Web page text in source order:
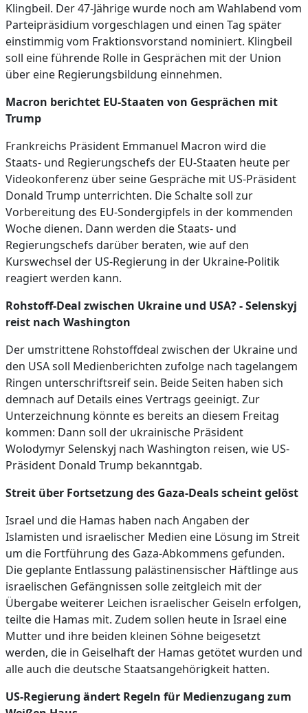
Klingbeil. Der 47-Jährige wurde noch am Wahlabend vom
Parteipräsidium vorgeschlagen und einen Tag später
einstimmig vom Fraktionsvorstand nominiert. Klingbeil
soll eine führende Rolle in Gesprächen mit der Union
über eine Regierungsbildung einnehmen.
Macron berichtet EU-Staaten von Gesprächen mit
Trump
Frankreichs Präsident Emmanuel Macron wird die
Staats- und Regierungschefs der EU-Staaten heute per
Videokonferenz über seine Gespräche mit US-Präsident
Donald Trump unterrichten. Die Schalte soll zur
Vorbereitung des EU-Sondergipfels in der kommenden
Woche dienen. Dann werden die Staats- und
Regierungschefs darüber beraten, wie auf den
Kurswechsel der US-Regierung in der Ukraine-Politik
reagiert werden kann.
Rohstoff-Deal zwischen Ukraine und USA? - Selenskyj
reist nach Washington
Der umstrittene Rohstoffdeal zwischen der Ukraine und
den USA soll Medienberichten zufolge nach tagelangem
Ringen unterschriftsreif sein. Beide Seiten haben sich
demnach auf Details eines Vertrags geeinigt. Zur
Unterzeichnung könnte es bereits an diesem Freitag
kommen: Dann soll der ukrainische Präsident
Wolodymyr Selenskyj nach Washington reisen, wie US-
Präsident Donald Trump bekanntgab.
Streit über Fortsetzung des Gaza-Deals scheint gelöst
Israel und die Hamas haben nach Angaben der
Islamisten und israelischer Medien eine Lösung im Streit
um die Fortführung des Gaza-Abkommens gefunden.
Die geplante Entlassung palästinensischer Häftlinge aus
israelischen Gefängnissen solle zeitgleich mit der
Übergabe weiterer Leichen israelischer Geiseln erfolgen,
teilte die Hamas mit. Zudem sollen heute in Israel eine
Mutter und ihre beiden kleinen Söhne beigesetzt
werden, die in Geiselhaft der Hamas getötet wurden und
alle auch die deutsche Staatsangehörigkeit hatten.
US-Regierung ändert Regeln für Medienzugang zum